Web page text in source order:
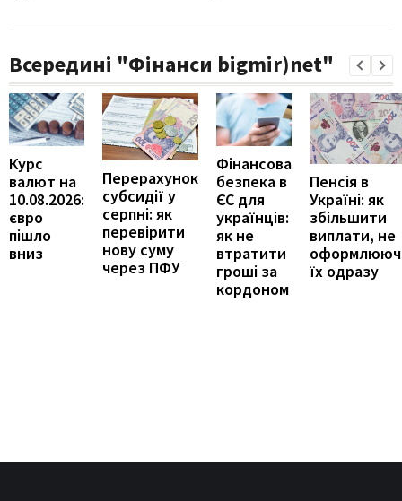
Всередині "Фінанси bigmir)net"
Курс
валют на
10.08.2026:
євро
пішло
вниз
Перерахунок
субсидії у
серпні: як
перевірити
нову суму
через ПФУ
Фінансова
безпека в
ЄС для
українців:
як не
втратити
гроші за
кордоном
Пенсія в
Україні: як
збільшити
виплати, не
їх одразу